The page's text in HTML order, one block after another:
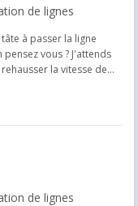
de lignes
à passer la ligne
vous ? J'attends
la vitesse de...
de lignes